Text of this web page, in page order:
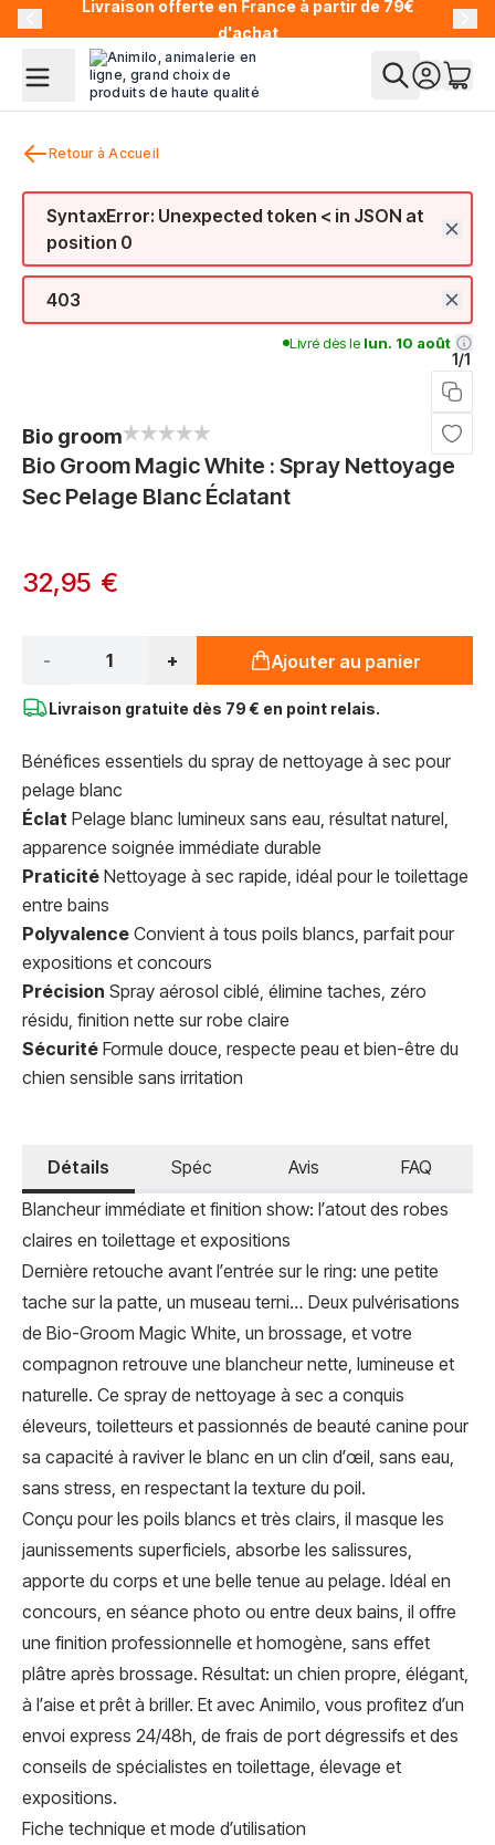
Allez au contenuLivraison offerte en France à partir de 79€
d'achat
Retour à Accueil
SyntaxError: Unexpected token < in JSON at
position 0
403
Bio Groom Magic White : Spray Nettoyage
Sec Pelage Blanc Éclatant
Bio groom
1/1
Livré dès le lun. 10 août
32,95 €
- + Ajouter au panier
Livraison gratuite dès 79 € en point relais.
Bénéfices essentiels du spray de nettoyage à sec pour
pelage blanc
Éclat Pelage blanc lumineux sans eau, résultat naturel,
apparence soignée immédiate durable
Praticité Nettoyage à sec rapide, idéal pour le toilettage
entre bains
Polyvalence Convient à tous poils blancs, parfait pour
expositions et concours
Précision Spray aérosol ciblé, élimine taches, zéro
résidu, finition nette sur robe claire
Sécurité Formule douce, respecte peau et bien-être du
chien sensible sans irritation
Détails Spéc Avis
FAQ
Blancheur immédiate et finition show: l’atout des robes
claires en toilettage et expositions
Dernière retouche avant l’entrée sur le ring: une petite
tache sur la patte, un museau terni… Deux pulvérisations
de Bio-Groom Magic White, un brossage, et votre
compagnon retrouve une blancheur nette, lumineuse et
naturelle. Ce spray de nettoyage à sec a conquis
éleveurs, toiletteurs et passionnés de beauté canine pour
sa capacité à raviver le blanc en un clin d’œil, sans eau,
sans stress, en respectant la texture du poil.
Conçu pour les poils blancs et très clairs, il masque les
jaunissements superficiels, absorbe les salissures,
apporte du corps et une belle tenue au pelage. Idéal en
concours, en séance photo ou entre deux bains, il offre
une finition professionnelle et homogène, sans effet
plâtre après brossage. Résultat: un chien propre, élégant,
à l’aise et prêt à briller. Et avec Animilo, vous profitez d’un
envoi express 24/48h, de frais de port dégressifs et des
conseils de spécialistes en toilettage, élevage et
expositions.
Fiche technique et mode d’utilisation